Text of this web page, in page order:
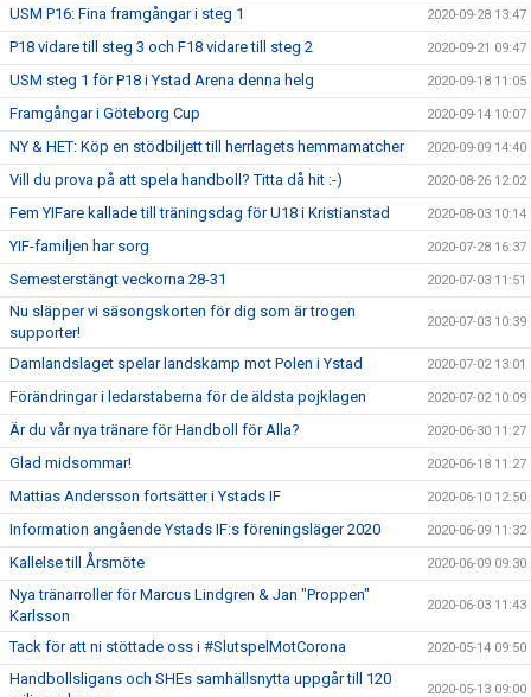
USM P16: Fina framgångar i steg 1 2020-09-28 13:47
P18 vidare till steg 3 och F18 vidare till steg 2 2020-09-21 09:47
USM steg 1 för P18 i Ystad Arena denna helg 2020-09-18 11:05
Framgångar i Göteborg Cup 2020-09-14 10:07
NY & HET: Köp en stödbiljett till herrlagets hemmamatcher 2020-09-09 14:40
Vill du prova på att spela handboll? Titta då hit :-) 2020-08-26 12:02
Fem YIFare kallade till träningsdag för U18 i Kristianstad 2020-08-03 10:14
YIF-familjen har sorg 2020-07-28 16:37
Semesterstängt veckorna 28-31 2020-07-03 11:51
Nu släpper vi säsongskorten för dig som är trogen
supporter!
2020-07-03 10:39
Damlandslaget spelar landskamp mot Polen i Ystad 2020-07-02 13:01
Förändringar i ledarstaberna för de äldsta pojklagen 2020-07-02 10:09
Är du vår nya tränare för Handboll för Alla? 2020-06-30 11:27
Glad midsommar! 2020-06-18 11:27
Mattias Andersson fortsätter i Ystads IF 2020-06-10 12:50
Information angående Ystads IF:s föreningsläger 2020 2020-06-09 11:32
Kallelse till Årsmöte 2020-06-09 09:30
Nya tränarroller för Marcus Lindgren & Jan "Proppen"
Karlsson
2020-06-03 11:43
Tack för att ni stöttade oss i #SlutspelMotCorona 2020-05-14 09:50
Handbollsligans och SHEs samhällsnytta uppgår till 120
2020-05-13 09:00